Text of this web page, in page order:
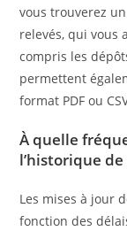
vous trouverez
relevés, qui vous
compris les
permettent
format PDF ou
À quelle
l’historique
Les mises à jour
fonction des